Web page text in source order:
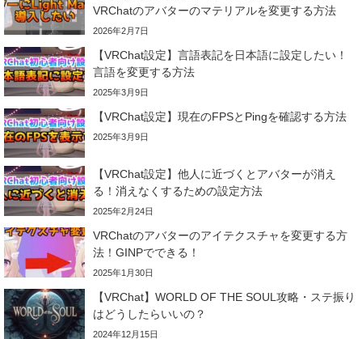
VRChatのアバターのマテリアルを変更する方法
2026年2月7日
【VRChat設定】言語表記を日本語に設定したい！
言語を変更する方法
2025年3月9日
【VRChat設定】現在のFPSとPingを確認する方法
2025年3月9日
【VRChat設定】他人に近づくとアバターが消え
る！消えなくするための設定方法
2025年2月24日
VRChatのアバターのアイテクスチャを変更する方
法！GINPでできる！
2025年1月30日
【VRChat】WORLD OF THE SOUL攻略・ステ振り
はどうしたらいいの？
2024年12月15日